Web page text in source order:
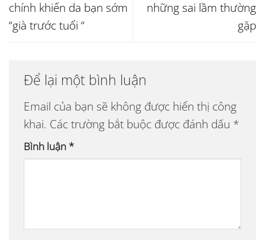
chính khiến da bạn sớm
“già trước tuổi “
những sai lầm thường
gặp
Để lại một bình luận
Email của bạn sẽ không được hiển thị công
khai. Các trường bắt buộc được đánh dấu *
Bình luận *